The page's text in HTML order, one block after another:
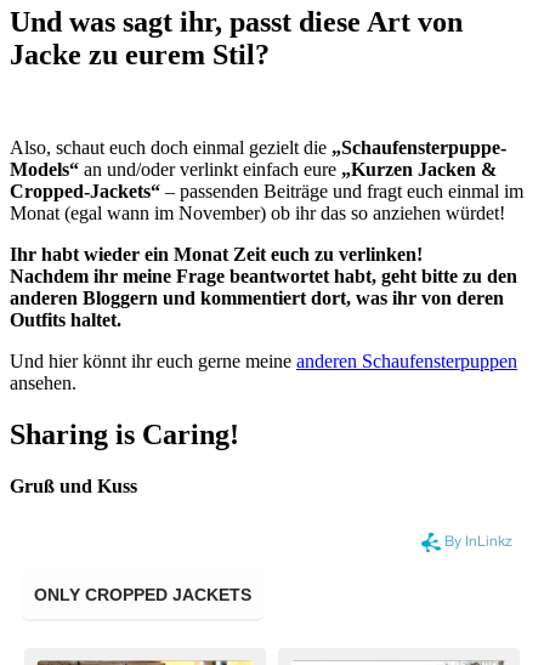
Und was sagt ihr, passt diese Art von
Jacke zu eurem Stil?
Also, schaut euch doch einmal gezielt die „Schaufensterpuppe-
Models“ an und/oder verlinkt einfach eure „Kurzen Jacken &
Cropped-Jackets“ – passenden Beiträge und fragt euch einmal im
Monat (egal wann im November) ob ihr das so anziehen würdet!
Ihr habt wieder ein Monat Zeit euch zu verlinken!
Nachdem ihr meine Frage beantwortet habt, geht bitte zu den
anderen Bloggern und kommentiert dort, was ihr von deren
Outfits haltet.
Und hier könnt ihr euch gerne meine anderen Schaufensterpuppen
ansehen.
Sharing is Caring!
Gruß und Kuss